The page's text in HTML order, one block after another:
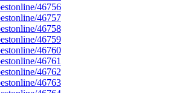
46756
46757
46758
46759
46760
46761
46762
46763